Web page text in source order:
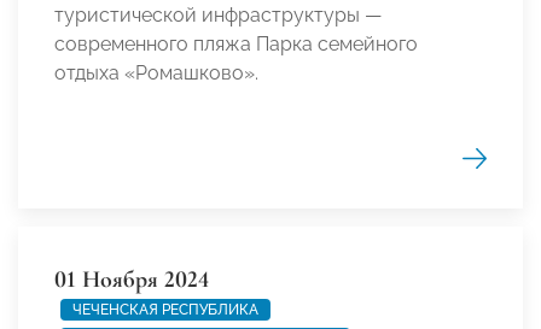
туристической инфраструктуры —
современного пляжа Парка семейного
отдыха «Ромашково».
01 Ноября 2024
ЧЕЧЕНСКАЯ РЕСПУБЛИКА